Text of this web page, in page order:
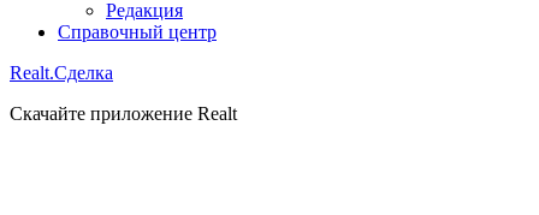
Редакция
Справочный центр
Realt.Сделка
Скачайте приложение Realt